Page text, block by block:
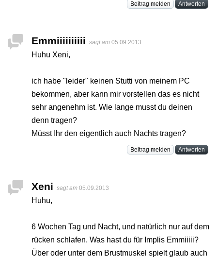
Beitrag melden Antworten
Emmiiiiiiiiii sagt am 05.09.2013
Huhu Xeni,
ich habe "leider" keinen Stutti von meinem PC
bekommen, aber kann mir vorstellen das es nicht
sehr angenehm ist. Wie lange musst du deinen
denn tragen?
Müsst Ihr den eigentlich auch Nachts tragen?
Beitrag melden Antworten
Xeni sagt am 05.09.2013
Huhu,
6 Wochen Tag und Nacht, und natürlich nur auf dem
rücken schlafen. Was hast du für Implis Emmiiiii?
Über oder unter dem Brustmuskel spielt glaub auch